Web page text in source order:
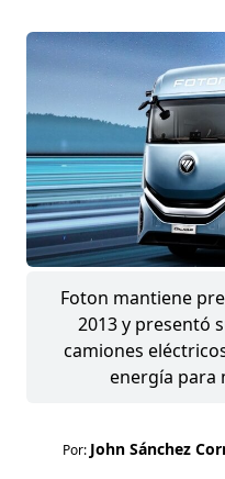
Foton mantiene
2013 y presentó
camiones
energía para
Por: John Sánchez